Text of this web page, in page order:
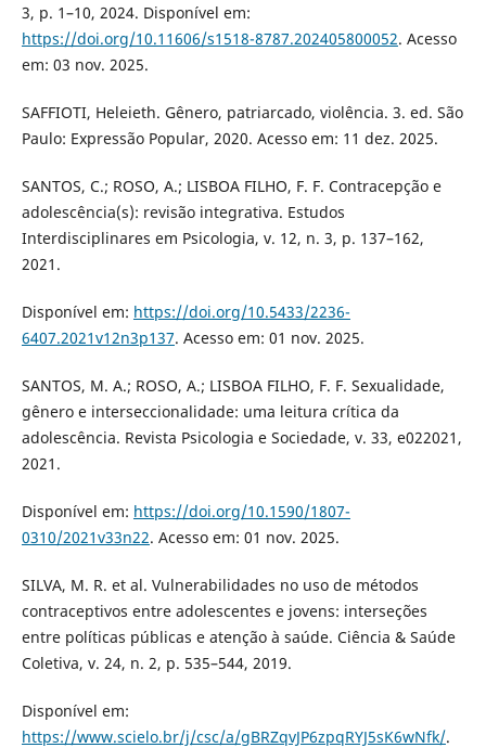
3, p. 1–10, 2024. Disponível em:
https://doi.org/10.11606/s1518-8787.202405800052. Acesso
em: 03 nov. 2025.
SAFFIOTI, Heleieth. Gênero, patriarcado, violência. 3. ed. São
Paulo: Expressão Popular, 2020. Acesso em: 11 dez. 2025.
SANTOS, C.; ROSO, A.; LISBOA FILHO, F. F. Contracepção e
adolescência(s): revisão integrativa. Estudos
Interdisciplinares em Psicologia, v. 12, n. 3, p. 137–162,
2021.
Disponível em: https://doi.org/10.5433/2236-
6407.2021v12n3p137. Acesso em: 01 nov. 2025.
SANTOS, M. A.; ROSO, A.; LISBOA FILHO, F. F. Sexualidade,
gênero e interseccionalidade: uma leitura crítica da
adolescência. Revista Psicologia e Sociedade, v. 33, e022021,
2021.
Disponível em: https://doi.org/10.1590/1807-
0310/2021v33n22. Acesso em: 01 nov. 2025.
SILVA, M. R. et al. Vulnerabilidades no uso de métodos
contraceptivos entre adolescentes e jovens: interseções
entre políticas públicas e atenção à saúde. Ciência & Saúde
Coletiva, v. 24, n. 2, p. 535–544, 2019.
Disponível em:
https://www.scielo.br/j/csc/a/gBRZqvJP6zpqRYJ5sK6wNfk/.